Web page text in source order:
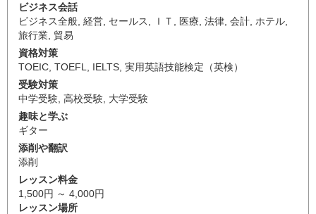
ビジネス会話
ビジネス全般 経営 セールス ＩＴ 医療 法律 会計 ホテル
旅行業 貿易
資格対策
TOEIC TOEFL IELTS 実用英語技能検定（英検）
受験対策
中学受験 高校受験 大学受験
趣味と学ぶ
ギター
添削や翻訳
添削
レッスン料金
1,500円 ～ 4,000円
レッスン場所